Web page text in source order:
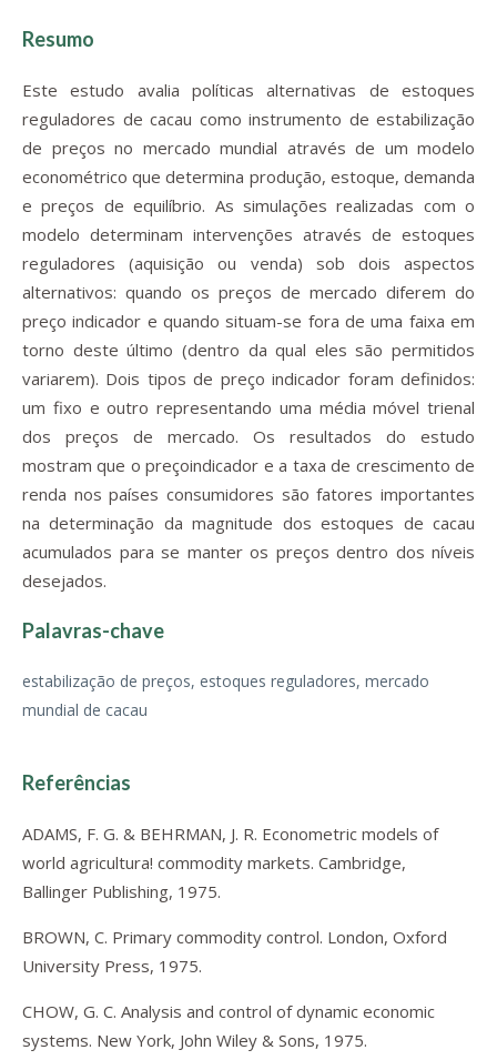
Resumo
Este estudo avalia políticas alternativas de estoques
reguladores de cacau como instrumento de estabilização
de preços no mercado mundial através de um modelo
econométrico que determina produção, estoque, demanda
e preços de equilíbrio. As simulações realizadas com o
modelo determinam intervenções através de estoques
reguladores (aquisição ou venda) sob dois aspectos
alternativos: quando os preços de mercado diferem do
preço indicador e quando situam-se fora de uma faixa em
torno deste último (dentro da qual eles são permitidos
variarem). Dois tipos de preço indicador foram definidos:
um fixo e outro representando uma média móvel trienal
dos preços de mercado. Os resultados do estudo
mostram que o preçoindicador e a taxa de crescimento de
renda nos países consumidores são fatores importantes
na determinação da magnitude dos estoques de cacau
acumulados para se manter os preços dentro dos níveis
desejados.
Palavras-chave
estabilização de preços, estoques reguladores, mercado
mundial de cacau
Referências
ADAMS, F. G. & BEHRMAN, J. R. Econometric models of
world agricultura! commodity markets. Cambridge,
Ballinger Publishing, 1975.
BROWN, C. Primary commodity control. London, Oxford
University Press, 1975.
CHOW, G. C. Analysis and control of dynamic economic
systems. New York, John Wiley & Sons, 1975.